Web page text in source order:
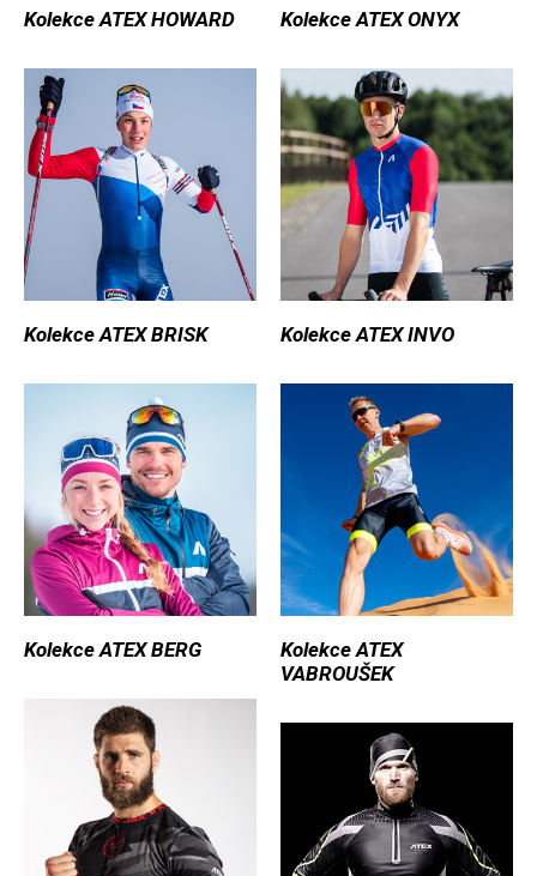
Kolekce ATEX HOWARD Kolekce ATEX ONYX
Kolekce ATEX BRISK Kolekce ATEX INVO
Kolekce ATEX BERG
Kolekce ATEX
VABROUŠEK